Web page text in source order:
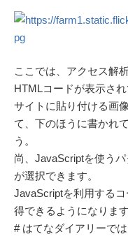
ここでは、アクセス解
HTMLコードが表示され
サイトに貼り付ける画
て、下のほうに書かれ
う。
尚、JavaScriptを使う
が選択できます。
JavaScriptを利用する
得できるようになりま
# はてなダイアリーで